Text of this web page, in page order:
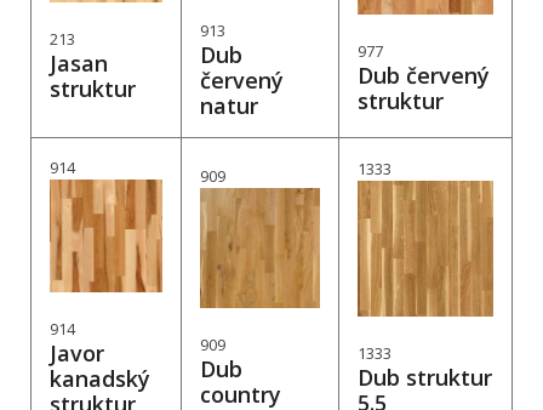
213
Jasan
struktur
913
Dub
červený
natur
977
Dub červený
struktur
914
914
Javor
kanadský
909
909
Dub
country
1333
1333
Dub struktur
5.5